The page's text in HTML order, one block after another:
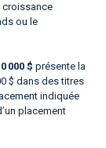
croissance
ou le
000 $ présente la
$ dans des titres
indiquée
placement